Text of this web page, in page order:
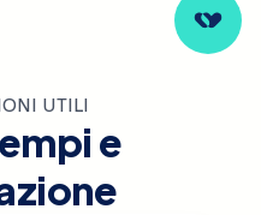
UTILI
e